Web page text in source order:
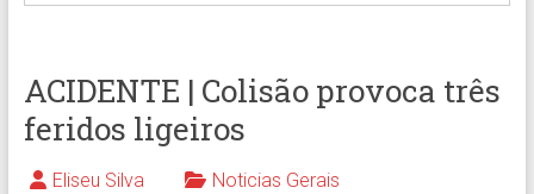
ACIDENTE | Colisão provoca três
feridos ligeiros
Eliseu Silva Noticias Gerais